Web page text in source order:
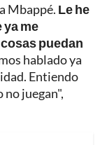
Mbappé. Le he
me
puedan
hablado ya
Entiendo
no juegan",